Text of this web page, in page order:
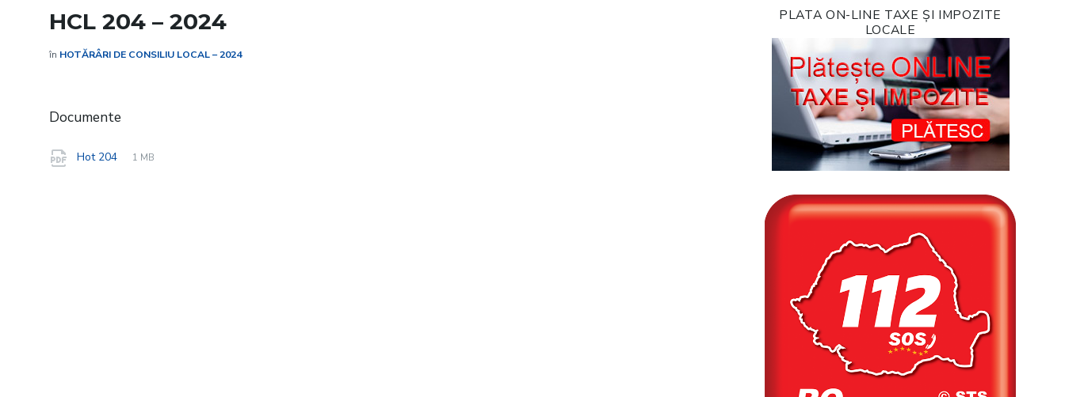
HCL 204 – 2024
în HOTĂRÂRI DE CONSILIU LOCAL – 2024
Documente
Hot 204
File
pdf
File
1 MB
PLATA ON-LINE TAXE ȘI IMPOZITE
LOCALE